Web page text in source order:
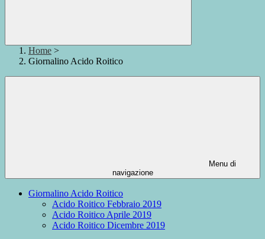
Home >
Giornalino Acido Roitico
Menu di
navigazione
Giornalino Acido Roitico
Acido Roitico Febbraio 2019
Acido Roitico Aprile 2019
Acido Roitico Dicembre 2019